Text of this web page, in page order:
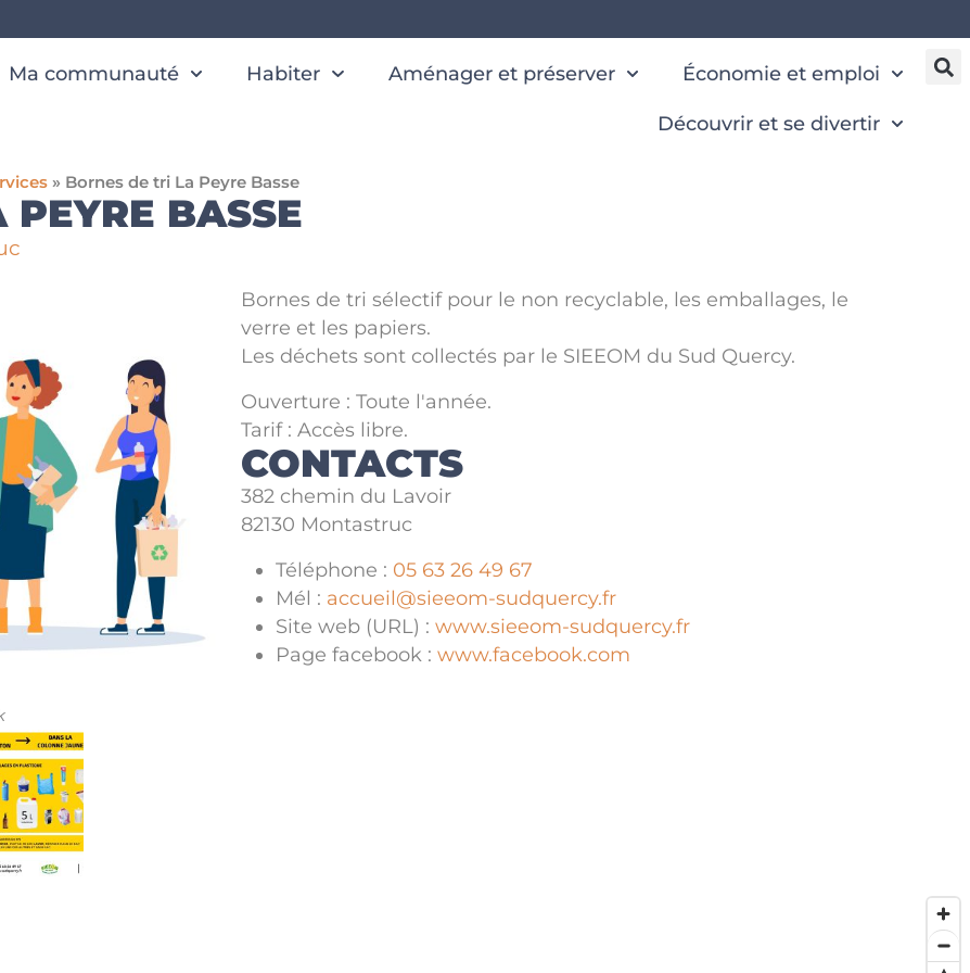
Ma communauté Habiter Aménager et préserver Économie et emploi
Découvrir et se divertir
» Bornes de tri La Peyre Basse
BASSE
Bornes de tri sélectif pour le non recyclable, les emballages, le
verre et les papiers.
Les déchets sont collectés par le SIEEOM du Sud Quercy.
Ouverture : Toute l'année.
Tarif : Accès libre.
CONTACTS
382 chemin du Lavoir
82130 Montastruc
Téléphone : 05 63 26 49 67
Mél : accueil@sieeom-sudquercy.fr
Site web (URL) : www.sieeom-sudquercy.fr
Page facebook : www.facebook.com